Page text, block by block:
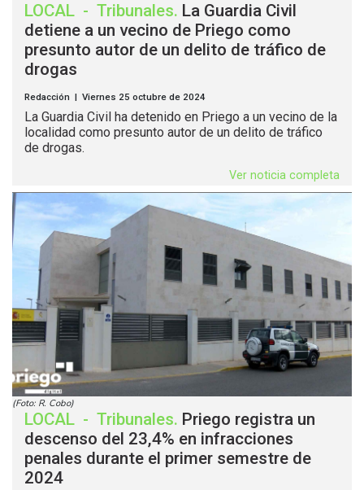
LOCAL - Tribunales. La Guardia Civil
detiene a un vecino de Priego como
presunto autor de un delito de tráfico de
drogas
Redacción | Viernes 25 octubre de 2024
La Guardia Civil ha detenido en Priego a un vecino de la
localidad como presunto autor de un delito de tráfico
de drogas.
Ver noticia completa
(Foto: R. Cobo)
LOCAL - Tribunales. Priego registra un
descenso del 23,4% en infracciones
penales durante el primer semestre de
2024